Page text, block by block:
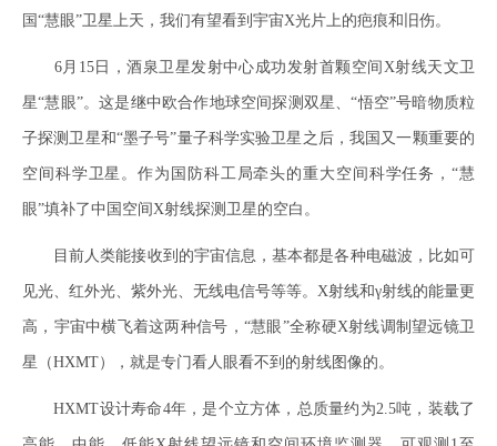
国“慧眼”卫星上天，我们有望看到宇宙X光片上的疤痕和旧伤。
6月15日，酒泉卫星发射中心成功发射首颗空间X射线天文卫
星“慧眼”。这是继中欧合作地球空间探测双星、“悟空”号暗物质粒
子探测卫星和“墨子号”量子科学实验卫星之后，我国又一颗重要的
空间科学卫星。作为国防科工局牵头的重大空间科学任务，“慧
眼”填补了中国空间X射线探测卫星的空白。
目前人类能接收到的宇宙信息，基本都是各种电磁波，比如可
见光、红外光、紫外光、无线电信号等等。X射线和γ射线的能量更
高，宇宙中横飞着这两种信号，“慧眼”全称硬X射线调制望远镜卫
星（HXMT），就是专门看人眼看不到的射线图像的。
HXMT设计寿命4年，是个立方体，总质量约为2.5吨，装载了